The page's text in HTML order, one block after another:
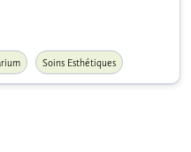
Soins Esthétiques